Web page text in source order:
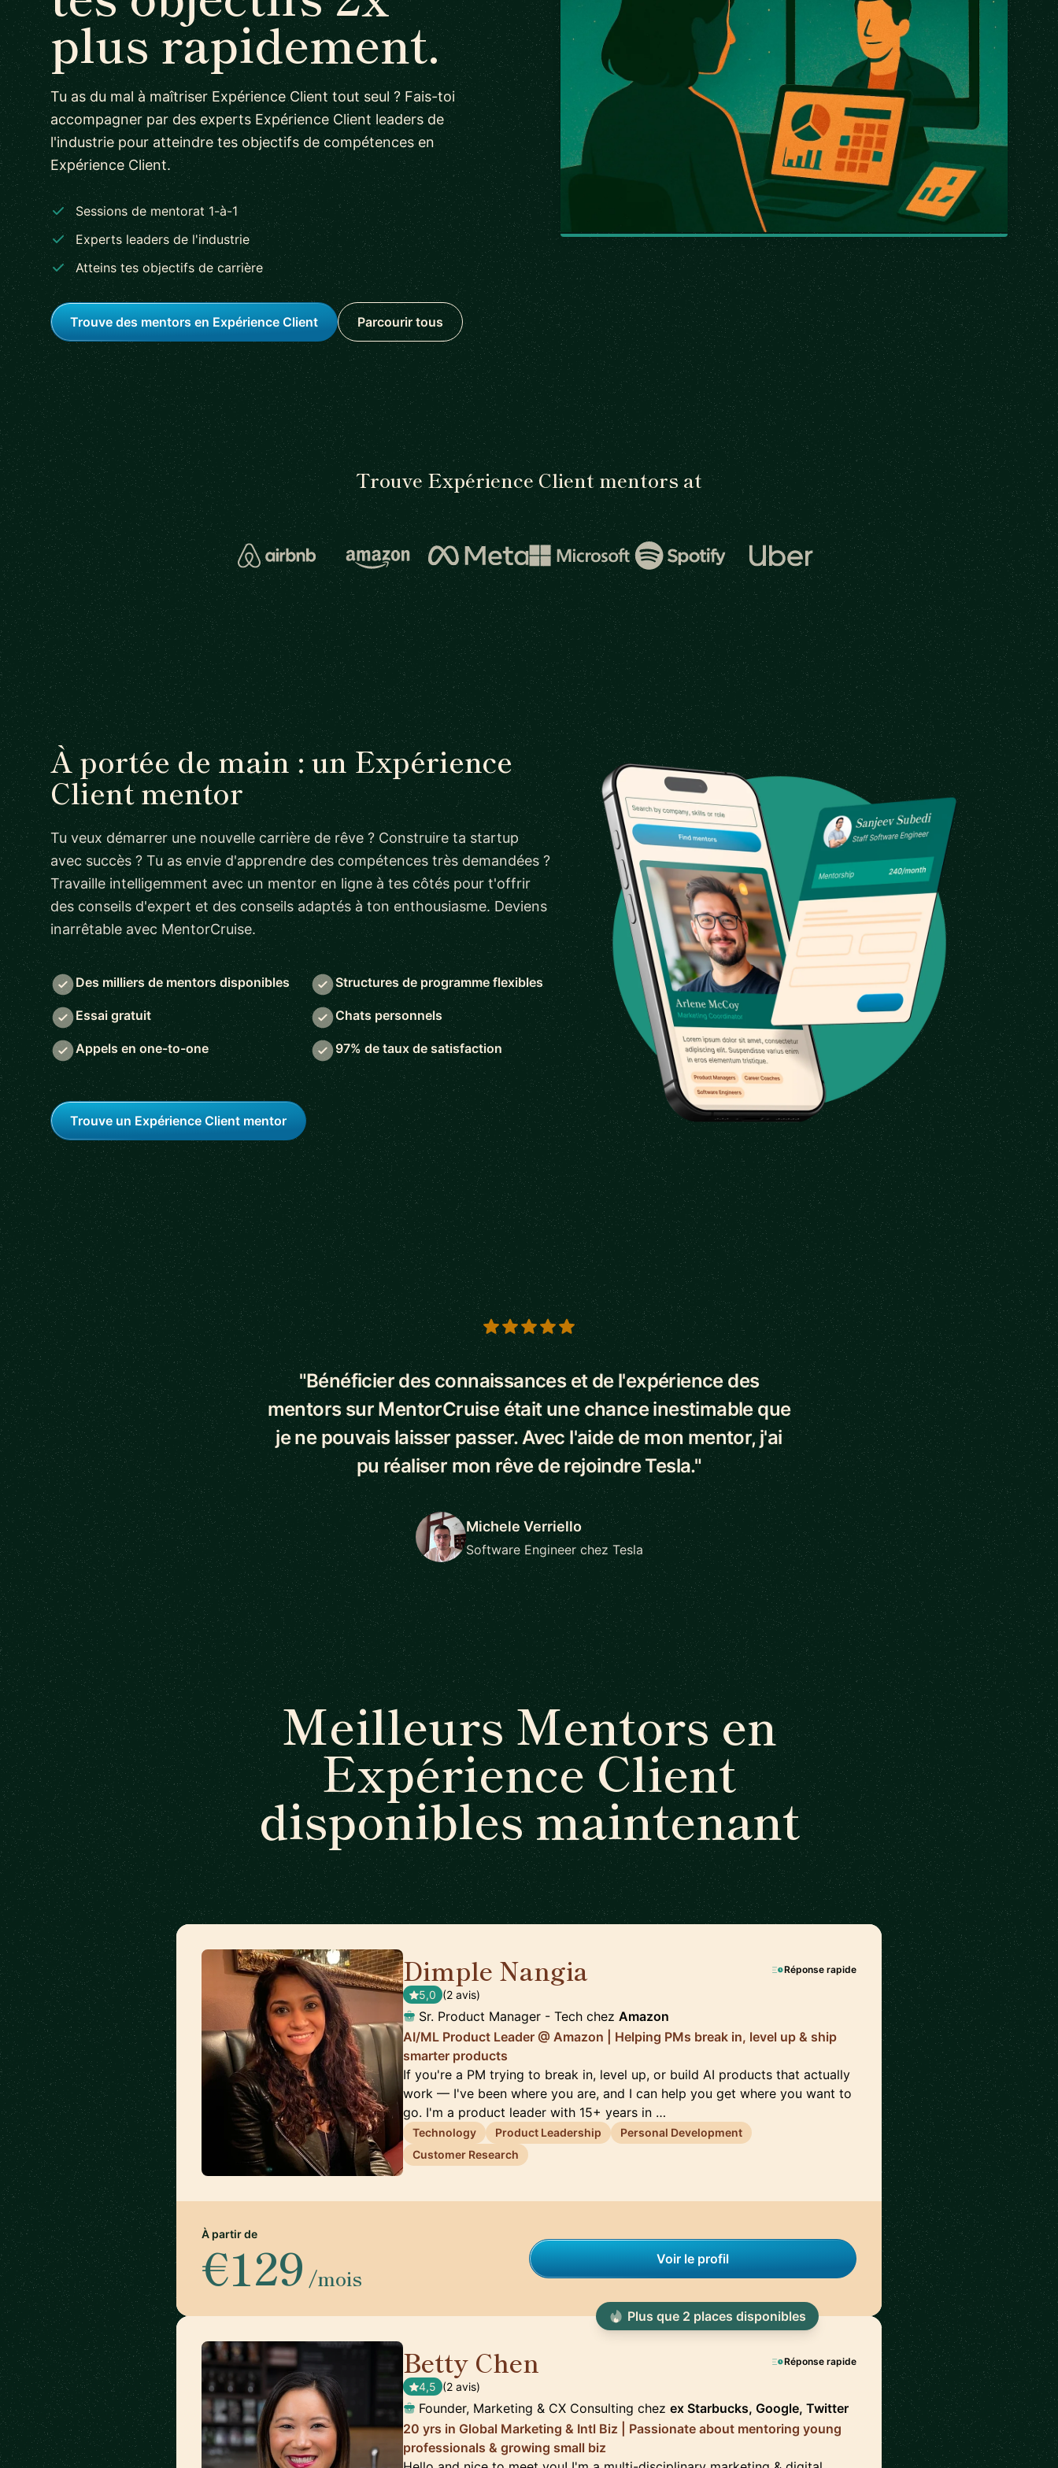
plus rapidement.
Tu as du mal à maîtriser Expérience Client tout seul ? Fais-toi
accompagner par des experts Expérience Client leaders de
l'industrie pour atteindre tes objectifs de compétences en
Expérience Client.
Sessions de mentorat 1-à-1
Experts leaders de l'industrie
Atteins tes objectifs de carrière
Trouve des mentors en Expérience Client Parcourir tous
Trouve Expérience Client mentors at
À portée de main : un Expérience
Client mentor
Tu veux démarrer une nouvelle carrière de rêve ? Construire ta startup
avec succès ? Tu as envie d'apprendre des compétences très demandées ?
Travaille intelligemment avec un mentor en ligne à tes côtés pour t'offrir
des conseils d'expert et des conseils adaptés à ton enthousiasme. Deviens
inarrêtable avec MentorCruise.
Des milliers de mentors disponibles Structures de programme flexibles
Essai gratuit Chats personnels
Appels en one-to-one 97% de taux de satisfaction
Trouve un Expérience Client mentor
5 out of 5 stars
"Bénéficier des connaissances et de l'expérience des
mentors sur MentorCruise était une chance inestimable que
je ne pouvais laisser passer. Avec l'aide de mon mentor, j'ai
pu réaliser mon rêve de rejoindre Tesla."
Michele Verriello
Software Engineer chez Tesla
Meilleurs Mentors en
Expérience Client
disponibles maintenant
Dimple Nangia Réponse rapide
5,0 (2 avis)
Sr. Product Manager - Tech chez Amazon
AI/ML Product Leader @ Amazon | Helping PMs break in, level up & ship
smarter products
If you're a PM trying to break in, level up, or build AI products that actually
work — I've been where you are, and I can help you get where you want to
go. I'm a product leader with 15+ years in …
Technology Product Leadership
Personal Development
Customer Research
À partir de
€129 /mois
Voir le profil
Betty Chen Réponse rapide
4,5 (2 avis)
Founder, Marketing & CX Consulting chez ex Starbucks, Google, Twitter
20 yrs in Global Marketing & Intl Biz | Passionate about mentoring young
professionals & growing small biz
Plus que 2 places disponibles